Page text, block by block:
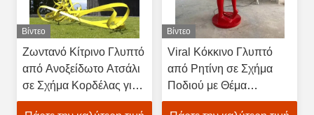
Βίντεο
Ζωντανό Κίτρινο Γλυπτό
από Ανοξείδωτο Ατσάλι
σε Σχήμα Κορδέλας για
Πάρκο Κήπου
Βίντεο
Viral Κόκκινο Γλυπτό
από Ρητίνη σε Σχήμα
Ποδιού με Θέμα
Λουλουδιών, Μόδα,